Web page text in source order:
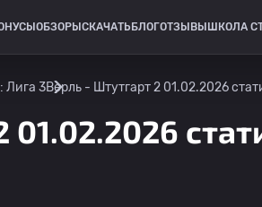
ОБЗОРЫ СКАЧАТЬ БЛОГОТЗЫВЫ ШКОЛА
Лига 3Верль - Штутгарт 2 01.02.2026